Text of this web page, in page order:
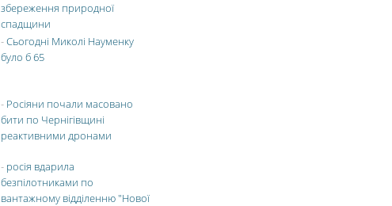
збереження природної
спадщини
-Сьогодні Миколі Науменку
було б 65
- Росіяни почали масовано
бити по Чернігівщині
реактивними дронами
- росія вдарила
безпілотниками по
вантажному відділенню "Нової